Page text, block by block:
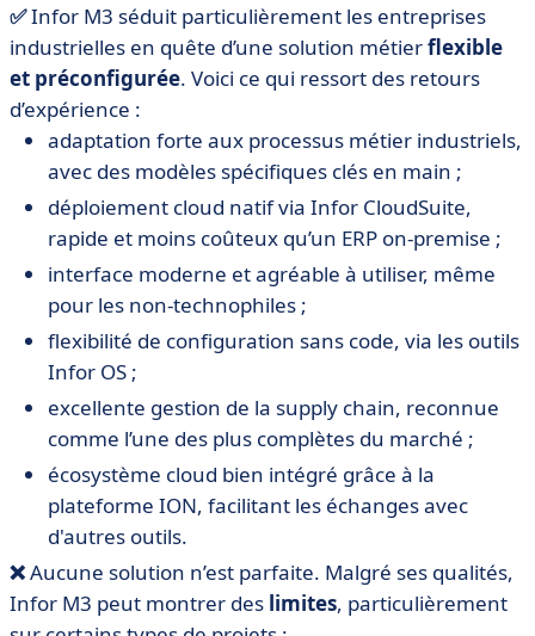
✅Infor M3 séduit particulièrement les entreprises
industrielles en quête d’une solution métierflexible
et préconfigurée. Voici ce qui ressort des retours
d’expérience :
adaptation forte aux processus métier industriels,
avec des modèles spécifiques clés en main ;
déploiement cloud natif via Infor CloudSuite,
rapide et moins coûteux qu’un ERP on-premise ;
interface moderne et agréable à utiliser, même
pour les non-technophiles ;
flexibilité de configuration sans code, via les outils
Infor OS ;
excellente gestion de la supply chain, reconnue
comme l’une des plus complètes du marché ;
écosystème cloud bien intégré grâce à la
plateforme ION, facilitant les échanges avec
d'autres outils.
❌Aucune solution n’est parfaite. Malgré ses qualités,
Infor M3 peut montrer des limites, particulièrement